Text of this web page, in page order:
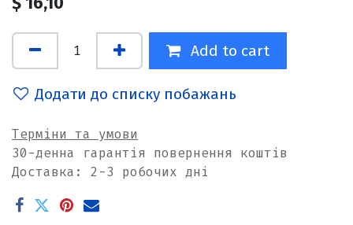
Add to cart
Додати до списку побажань
Терміни та умови
30-денна гарантія повернення коштів
Доставка: 2-3 робочих дні